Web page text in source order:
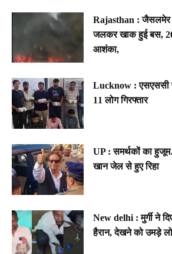
Rajasthan :
जलकर खाक हुई बस,
आशंका,
Lucknow : एसएससी
11 लोग गिरफ्तार
UP : समर्थकों का
खान जेल से हुए रिहा
New delhi : मुर्गी ने
हैरान, देखने को उमड़े